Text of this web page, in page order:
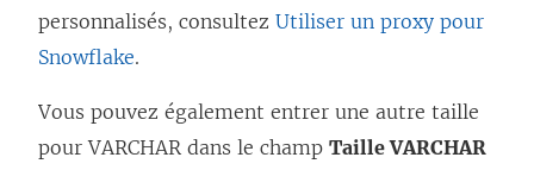
personnalisés, consultez Utiliser un proxy pour
Snowflake.
Vous pouvez également entrer une autre taille
pour VARCHAR dans le champ Taille VARCHAR